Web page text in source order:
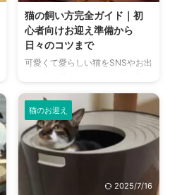
は、愛猫のお迎えやお世話をする
際のケージの必要性や、シチュエ
ーションについて解説していま
す。 この記事の結論 猫はケージ
に慣れさせるメリットが多いの
置くのはおすすめ 病気やケガな
どの ...
猫の飼い方完全ガイド｜初
心者向けお迎え準備から
日々のコツまで
可愛くて愛らしい猫をSNSやお出
したいと思うことはよくあるので
はないでしょうか。 しかし、い
ざお迎えとなると準備が必要にな
り、ハードルも高いと感じてしま
いますよね。 必要な物、注意し
ないといけないこと、毎日のお世
に当たってさまざまな疑問や不安
猫のお迎え
2025/7/16